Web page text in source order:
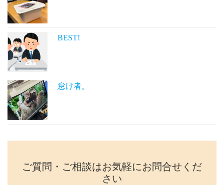
BEST!
怠け者。
ご質問・ご相談はお気軽にお問合せくだ
さい